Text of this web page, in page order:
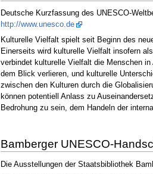
Deutsche Kurzfassung des UNESCO-
http://www.unesco.de
Kulturelle Vielfalt spielt seit Beginn des
Einerseits wird kulturelle Vielfalt insofern
verbindet kulturelle Vielfalt die Menschen
dem Blick verlieren, und kulturelle
zwischen den Kulturen durch die
können potentiell Anlass zu
Bedrohung zu sein, dem Handeln der
Bamberger UNESCO-
Die Ausstellungen der Staatsbibliothek